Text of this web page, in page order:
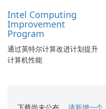
Intel Computing
Improvement
Program
通过英特尔计算改进计划提升
计算机性能